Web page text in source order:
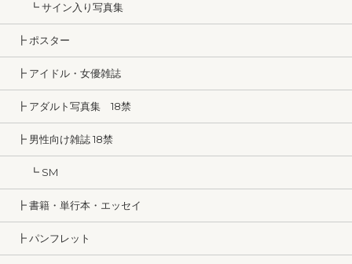
┗ サイン入り写真集
┣ ポスター
┣ アイドル・女優雑誌
┣ アダルト写真集 18禁
┣ 男性向け雑誌 18禁
┗ SM
┣ 書籍・単行本・エッセイ
┣ パンフレット